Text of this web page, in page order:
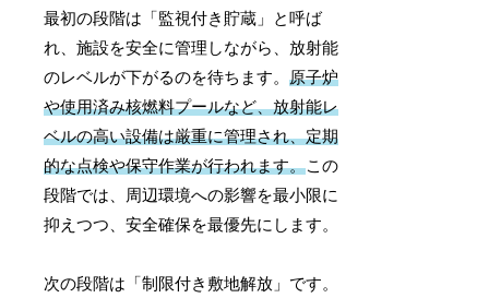
最初の段階は「監視付き貯蔵」と呼ば
れ、施設を安全に管理しながら、放射能
のレベルが下がるのを待ちます。原子炉
や使用済み核燃料プールなど、放射能レ
ベルの高い設備は厳重に管理され、定期
的な点検や保守作業が行われます。この
段階では、周辺環境への影響を最小限に
抑えつつ、安全確保を最優先にします。
次の段階は「制限付き敷地解放」です。